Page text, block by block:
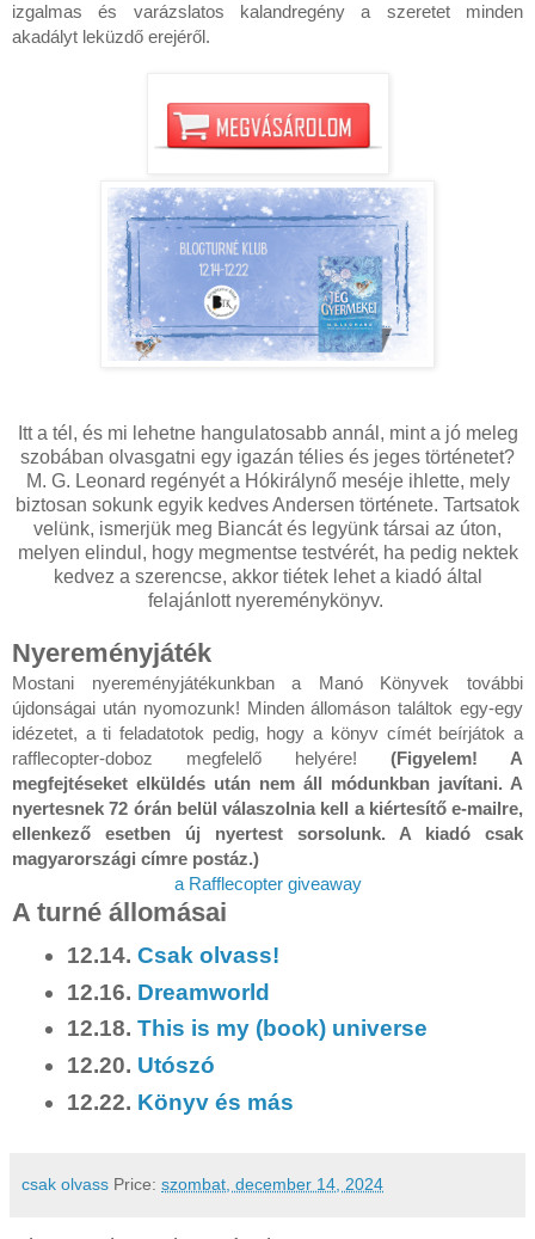
izgalmas és varázslatos kalandregény a szeretet minden
akadályt leküzdő erejéről.
Itt a tél, és mi lehetne hangulatosabb annál, mint a jó meleg
szobában olvasgatni egy igazán télies és jeges történetet?
M. G. Leonard regényét a Hókirálynő meséje ihlette, mely
biztosan sokunk egyik kedves Andersen története. Tartsatok
velünk, ismerjük meg Biancát és legyünk társai az úton,
melyen elindul, hogy megmentse testvérét, ha pedig nektek
kedvez a szerencse, akkor tiétek lehet a kiadó által
felajánlott nyereménykönyv.
Nyereményjáték
Mostani nyereményjátékunkban a Manó Könyvek további
újdonságai után nyomozunk! Minden állomáson találtok egy-egy
idézetet, a ti feladatotok pedig, hogy a könyv címét beírjátok a
rafflecopter-doboz megfelelő helyére! (Figyelem! A
megfejtéseket elküldés után nem áll módunkban javítani. A
nyertesnek 72 órán belül válaszolnia kell a kiértesítő e-mailre,
ellenkező esetben új nyertest sorsolunk. A kiadó csak
magyarországi címre postáz.)
a Rafflecopter giveaway
A turné állomásai
12.14.Csak olvass!
12.16. Dreamworld
12.18.This is my (book) universe
12.20. Utószó
12.22. Könyv és más
csak olvass Price: szombat, december 14, 2024